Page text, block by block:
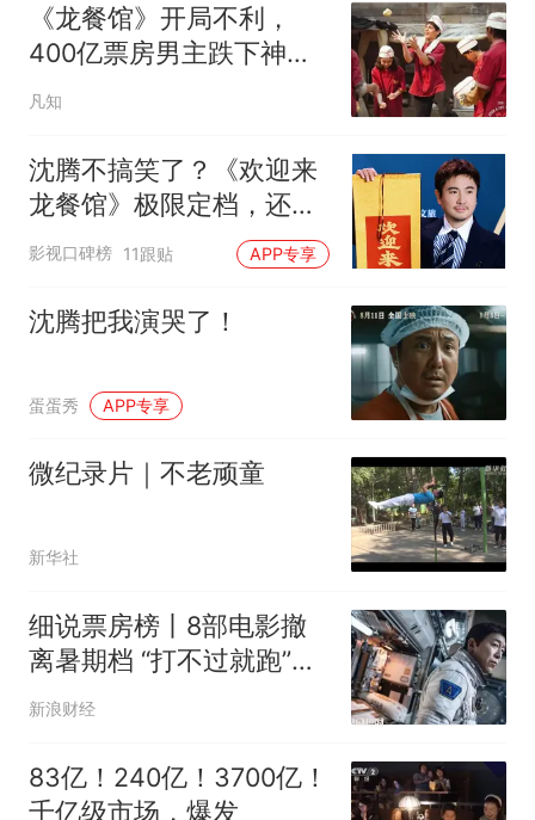
《龙餐馆》开局不利，
400亿票房男主跌下神
坛，沈腾翻身困难
凡知
沈腾不搞笑了？《欢迎来
龙餐馆》极限定档，还有
这3点让人捏把汗
影视口碑榜 11跟贴 APP专享
沈腾把我演哭了！
蛋蛋秀 APP专享
微纪录片｜不老顽童
新华社
细说票房榜丨8部电影撤
离暑期档 “打不过就跑”真
的有效？
新浪财经
83亿！240亿！3700亿！
千亿级市场，爆发